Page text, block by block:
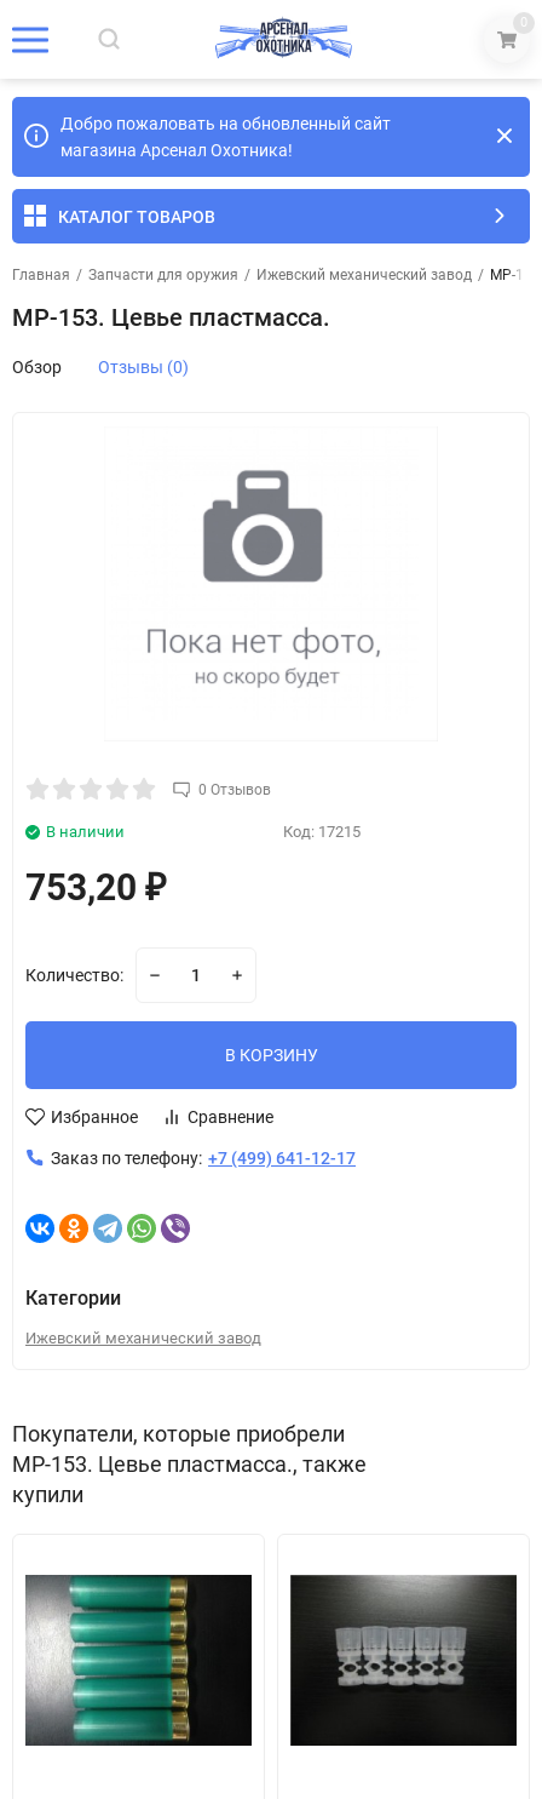
0
Добро пожаловать на обновленный сайт
магазина Арсенал Охотника!
КАТАЛОГ ТОВАРОВ
Главная / Запчасти для оружия / Ижевский механический завод / МР-
МР-153. Цевье пластмасса.
Обзор Отзывы (0)
0 Отзывов
Код: 17215
В наличии
753,20 ₽
Количество:
В КОРЗИНУ
Избранное Сравнение
Заказ по телефону: +7 (499) 641-12-17
Категории
Ижевский механический завод
Покупатели, которые приобрели
МР-153. Цевье пластмасса., также
купили